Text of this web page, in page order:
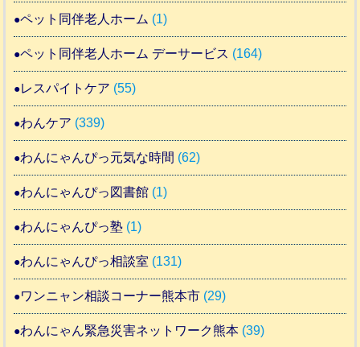
ペット同伴老人ホーム (1)
ペット同伴老人ホーム デーサービス (164)
レスパイトケア (55)
わんケア (339)
わんにゃんぴっ元気な時間 (62)
わんにゃんぴっ図書館 (1)
わんにゃんぴっ塾 (1)
わんにゃんぴっ相談室 (131)
ワンニャン相談コーナー熊本市 (29)
わんにゃん緊急災害ネットワーク熊本 (39)